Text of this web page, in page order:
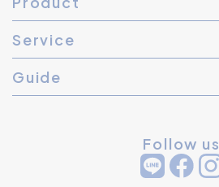
Service
Guide
Follow us